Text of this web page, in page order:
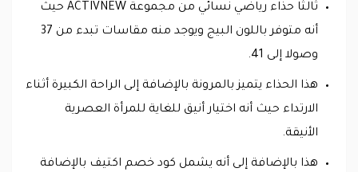
ثالثا حذاء رياضي نسائي من مجموعة ACTIVNEW حيث
أنه متوفر باللون البيج ويوجد منه مقاسات تبدء من 37
وصولا إلى 41.
هذا الحذاء يتميز بالمرونة بالإضافة إلى الراحة الكبيرة أثناء
الارتداء حيث أنه اختيار أنيق للغاية للمرأة العصرية
الأنيقة.
هذا بالإضافة إلى أنه يشمل كود خصم اكتيف بالإضافة